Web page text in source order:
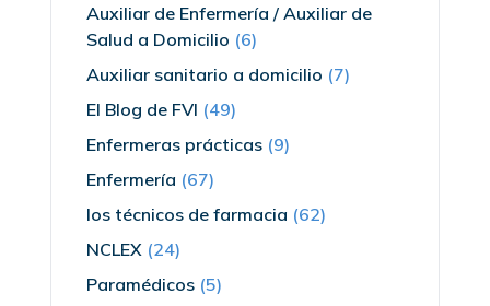
Auxiliar de Enfermería / Auxiliar de
Salud a Domicilio (6)
Auxiliar sanitario a domicilio (7)
El Blog de FVI (49)
Enfermeras prácticas (9)
Enfermería (67)
los técnicos de farmacia (62)
NCLEX (24)
Paramédicos (5)